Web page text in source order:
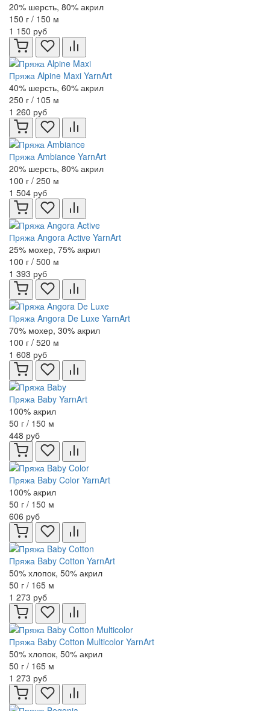
20% шерсть, 80% акрил
150 г / 150 м
1 150 руб
Пряжа Alpine Maxi YarnArt
40% шерсть, 60% акрил
250 г / 105 м
1 260 руб
Пряжа Ambiance YarnArt
20% шерсть, 80% акрил
100 г / 250 м
1 504 руб
Пряжа Angora Active YarnArt
25% мохер, 75% акрил
100 г / 500 м
1 393 руб
Пряжа Angora De Luxe YarnArt
70% мохер, 30% акрил
100 г / 520 м
1 608 руб
Пряжа Baby YarnArt
100% акрил
50 г / 150 м
448 руб
Пряжа Baby Color YarnArt
100% акрил
50 г / 150 м
606 руб
Пряжа Baby Cotton YarnArt
50% хлопок, 50% акрил
50 г / 165 м
1 273 руб
Пряжа Baby Cotton Multicolor YarnArt
50% хлопок, 50% акрил
50 г / 165 м
1 273 руб